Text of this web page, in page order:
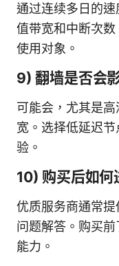
通过连续多日的
值带宽和中断次
使用对象。
9) 翻墙是否会
可能会，尤其是
宽。选择低延迟
验。
10) 购买后如何
优质服务商通常
问题解答。购买
能力。